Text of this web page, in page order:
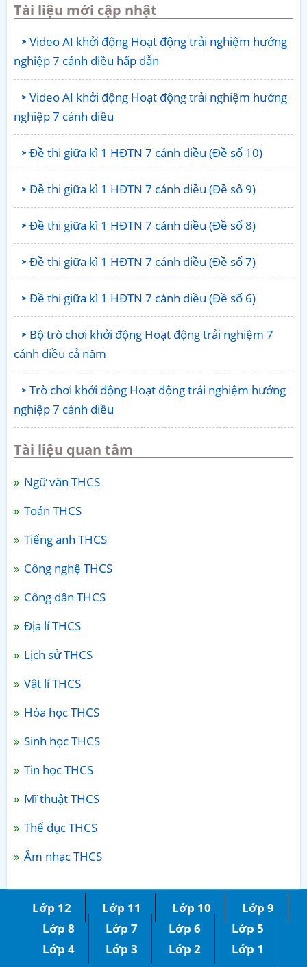
Tài liệu mới cập nhật
Video AI khởi động Hoạt động trải nghiệm hướng
nghiệp 7 cánh diều hấp dẫn
Video AI khởi động Hoạt động trải nghiệm hướng
nghiệp 7 cánh diều
Đề thi giữa kì 1 HĐTN 7 cánh diều (Đề số 10)
Đề thi giữa kì 1 HĐTN 7 cánh diều (Đề số 9)
Đề thi giữa kì 1 HĐTN 7 cánh diều (Đề số 8)
Đề thi giữa kì 1 HĐTN 7 cánh diều (Đề số 7)
Đề thi giữa kì 1 HĐTN 7 cánh diều (Đề số 6)
Bộ trò chơi khởi động Hoạt động trải nghiệm 7
cánh diều cả năm
Trò chơi khởi động Hoạt động trải nghiệm hướng
nghiệp 7 cánh diều
Tài liệu quan tâm
Ngữ văn THCS
Toán THCS
Tiếng anh THCS
Công nghệ THCS
Công dân THCS
Địa lí THCS
Lịch sử THCS
Vật lí THCS
Hóa học THCS
Sinh học THCS
Tin học THCS
Mĩ thuật THCS
Thể dục THCS
Âm nhạc THCS
Lớp 12 Lớp 11 Lớp 10
Lớp 9
Lớp 8
Lớp 7 Lớp 6
Lớp 5
Lớp 4
Lớp 3 Lớp 2 Lớp 1